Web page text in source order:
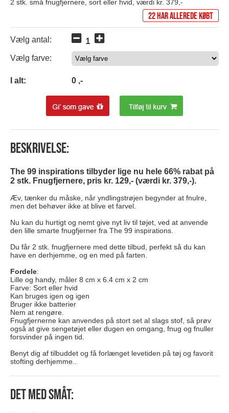
2 stk. små fnugfjernere, sort eller hvid, værdi kr. 379,-
22 har allerede købt
Vælg antal:
Vælg farve:
I alt: 0 ,-
Beskrivelse:
The 99 inspirations tilbyder lige nu hele 66% rabat på
2 stk. Fnugfjernere, pris kr. 129,- (værdi kr. 379,-).
Æv, tænker du måske, når yndlingstrøjen begynder at fnulre,
men det behøver ikke at blive et farvel.
Nu kan du hurtigt og nemt give nyt liv til tøjet, ved at anvende
den lille smarte fnugfjerner fra The 99 inspirations.
Du får 2 stk. fnugfjernere med dette tilbud, perfekt så du kan
have en derhjemme, og en med på farten.
Fordele:
Lille og handy, måler 8 cm x 6.4 cm x 2 cm
Farve: Sort eller hvid
Kan bruges igen og igen
Bruger ikke batterier
Nem at rengøre.
Fnugfjernerne kan anvendes på stort set al slags stof, så prøv
også at give sengetøjet eller dugen en omgang, fnug og fnuller
forsvinder på ingen tid.
Benyt dig af tilbuddet og få forlænget levetiden på tøj og favorit
stofting derhjemme..
Det med småt: